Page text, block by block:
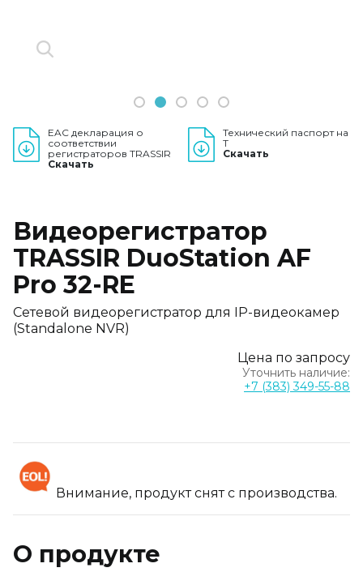
1 2 3 4 5
EAC декларация о
соответствии
регистраторов TRASSIR
Скачать
Технический паспорт на
T
Скачать
Видеорегистратор
TRASSIR DuoStation AF
Pro 32-RE
Сетевой видеорегистратор для IP-видеокамер
(Standalone NVR)
Цена по запросу
Уточнить наличие:
+7 (383) 349-55-88
Внимание, продукт снят с производства.
О продукте